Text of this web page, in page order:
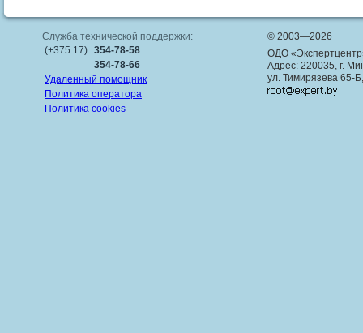
Служба технической поддержки:
(+375 17) 354-78-58
354-78-66
Удаленный помощник
Политика оператора
Политика cookies
© 2003—2026
ОДО
Адрес: 220035, г.
ул. Тимирязева 65-